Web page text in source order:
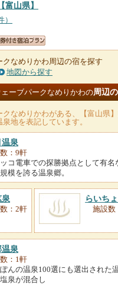
【富山県】
なめりかわ周辺の宿を探す
地図から探す
ーブパークなめりかわの周辺
なめりかわがある、【富山県
地を表記しています。
泉
：9軒
ッコ電車での探勝拠点として有名
模を誇る温泉郷。
：2軒
らいち
施設数
泉
：1軒
んの温泉100選にも選出された
泉が混合し